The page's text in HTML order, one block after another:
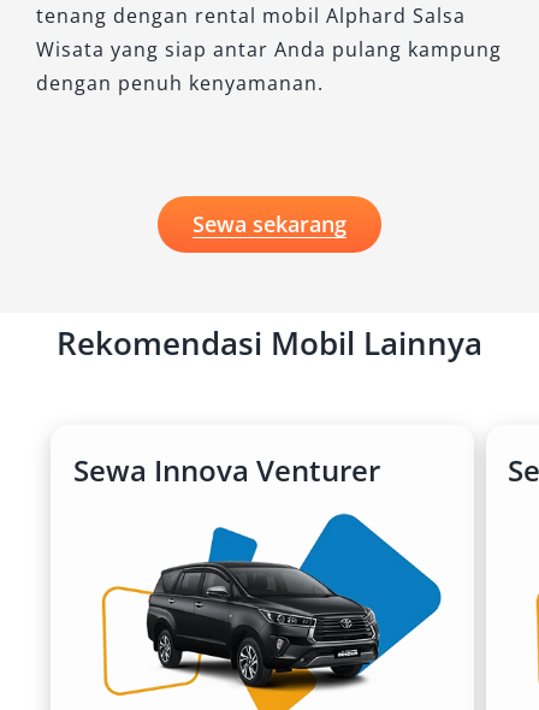
tenang dengan rental mobil Alphard Salsa
Wisata yang siap antar Anda pulang kampung
dengan penuh kenyamanan.
Sewa sekarang
Rekomendasi Mobil Lainnya
Sewa Innova Venturer